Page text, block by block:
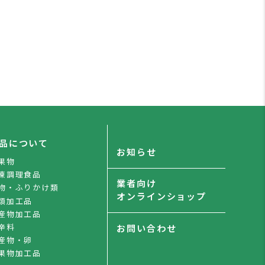
について
物
調理食品
・ふりかけ類
加工品
物加工品
料
物・卵
物加工品
お知らせ
業者向け
オンラインショップ
お問い合わせ